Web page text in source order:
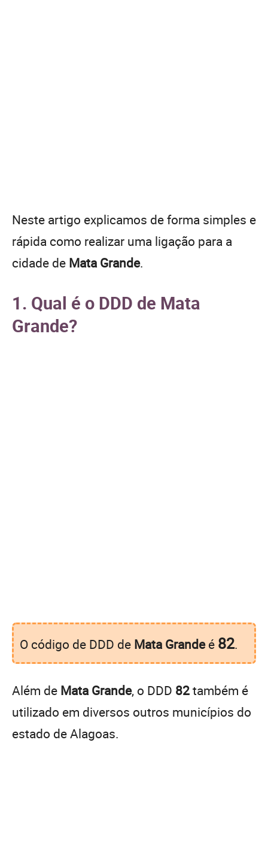
Neste artigo explicamos de forma simples e
rápida como realizar uma ligação para a
cidade de Mata Grande.
1. Qual é o DDD de Mata
Grande?
O código de DDD de Mata Grandeé 82.
Além de Mata Grande, o DDD 82também é
utilizado em diversos outros municípios do
estado de Alagoas.